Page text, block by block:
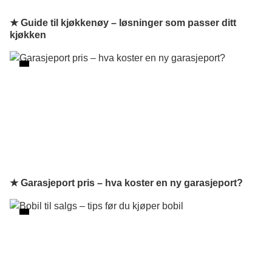
★ Guide til kjøkkenøy – løsninger som passer ditt
kjøkken
★ Garasjeport pris – hva koster en ny garasjeport?